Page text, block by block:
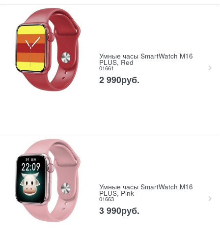
Умные часы SmartWatch M16
PLUS, Red
01661
2 990руб.
Умные часы SmartWatch M16
PLUS, Pink
01663
3 990руб.